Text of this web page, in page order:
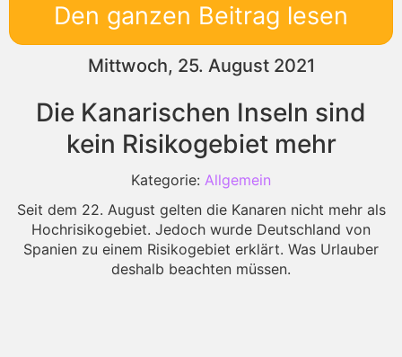
Den ganzen Beitrag lesen
Mittwoch, 25. August 2021
Die Kanarischen Inseln sind
kein Risikogebiet mehr
Kategorie: Allgemein
Seit dem 22. August gelten die Kanaren nicht mehr als
Hochrisikogebiet. Jedoch wurde Deutschland von
Spanien zu einem Risikogebiet erklärt. Was Urlauber
deshalb beachten müssen.